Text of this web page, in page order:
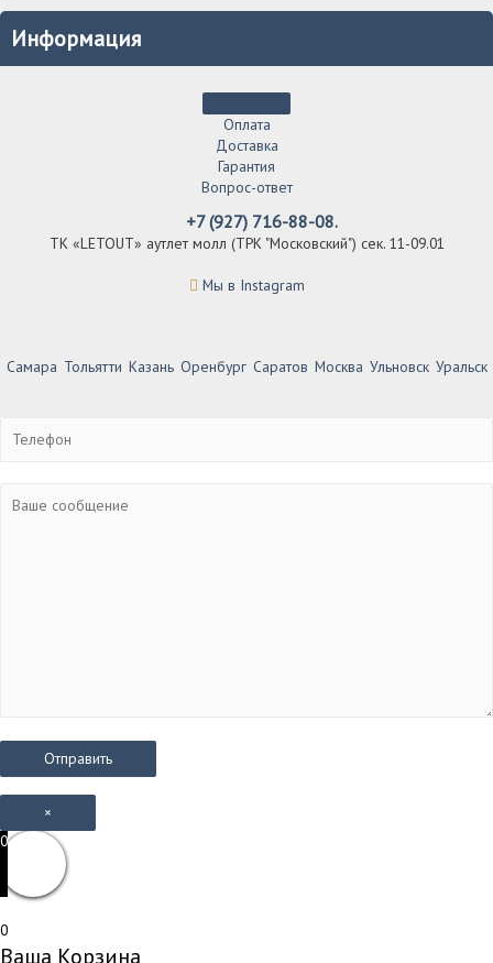
Информация
Оплата
Доставка
Гарантия
Вопрос-ответ
+7 (927) 716-88-08.
ТК «LETOUT» аутлет молл (ТРК "Московский") сек. 11-09.01
Мы в Instagram
Самара Тольятти Казань Оренбург Саратов Москва Ульновск Уральск
×
0
0
Ваша Корзина